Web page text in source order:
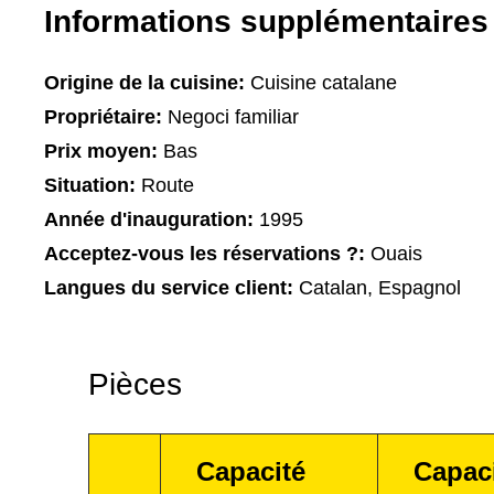
Informations supplémentaires
Origine de la cuisine: Cuisine catalane
Propriétaire: Negoci familiar
Prix moyen: Bas
Situation: Route
Année d'inauguration: 1995
Acceptez-vous les réservations ?: Ouais
Langues du service client: Catalan, Espagnol
Pièces
Capacité